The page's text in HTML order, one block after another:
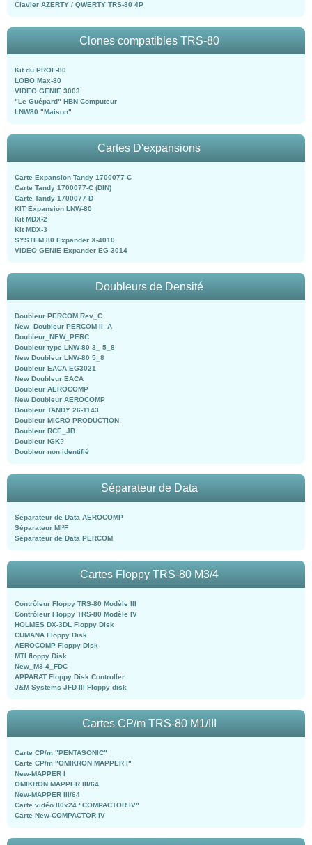
Clavier AZERTY / QWERTY TRS-80 4P
Clones compatibles TRS-80
Kit du PROF-80
LOBO Max-80
VIDEO GENIE 3003
"Le Guépard" HBN Computeur
LNW80 "Maison"
Cartes D'expansions
Carte Expansion Tandy 1700077-C
Carte Tandy 1700077-C (DIN)
Carte Tandy 1700077-D
KIT Expansion LNW-80
Kit MDX-2
Kit MDX-3
SYSTEM 80 Expander X-4010
VIDEO GENIE Expander EG-3014
Doubleurs de Densité
Doubleur PERCOM Rev_C
New_Doubleur PERCOM II_A
Doubleur_NEW_PERC
Doubleur type LNW-80 3_ 5_8
New Doubleur LNW-80 5_8
Doubleur EACA EG3021
New Doubleur EACA
Doubleur AEROCOMP
New Doubleur AEROCOMP
Doubleur TANDY 26-1143
Doubleur MICRO PRODUCTION
Doubleur RCE_JB
Doubleur IGK?
Doubleur non identifié
Séparateur de Data
Séparateur de Data AEROCOMP
Séparateur MI²F
Séparateur de Data PERCOM
Cartes Floppy TRS-80 M3/4
Contrôleur Floppy TRS-80 Modèle III
Contrôleur Floppy TRS-80 Modèle IV
HOLMES DX-3DL Floppy Disk
CUMANA Floppy Disk
AEROCOMP Floppy Disk
MTI floppy Disk
New_M3-4_FDC
APPARAT Floppy Disk Controller
J&M Systems JFD-III Floppy disk
Cartes CP/m TRS-80 M1/III
Carte CP/m "PENTASONIC"
Carte CP/m "OMIKRON MAPPER I"
New-MAPPER I
OMIKRON MAPPER III/64
New-MAPPER III/64
Carte vidéo 80x24 "COMPACTOR IV"
Carte New-COMPACTOR-IV